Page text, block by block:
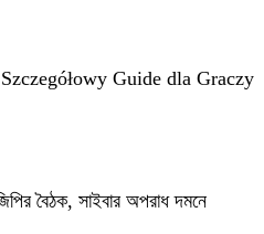
Guide dla Graczy
বৈঠক, সাইবার অপরাধ দমনে